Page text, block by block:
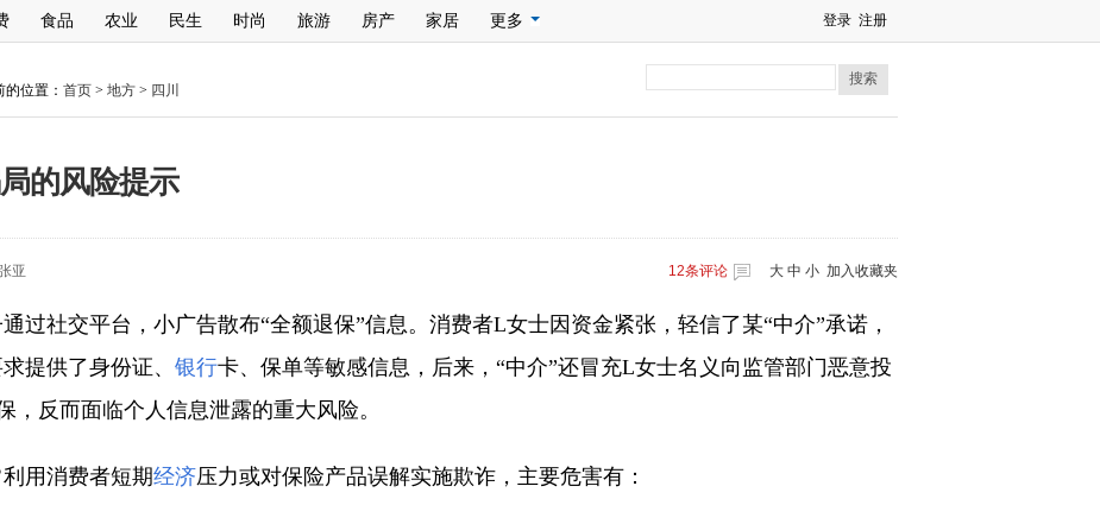
食品 农业 民生 时尚 旅游 房产 家居 更多 登录 注册
的位置： 首页> 地方> 四川
搜索
的风险提示
亚 大 中 小 加入收藏夹
12条评论
过社交平台，小广告散布“全额退保”信息。消费者L女士因资金紧张，轻信了某“中介”承诺，
提供了身份证、 银行卡、保单等敏感信息，后来，“中介”还冒充L女士名义向监管部门恶意投
反而面临个人信息泄露的重大风险。
用消费者短期经济压力或对保险产品误解实施欺诈，主要危害有：